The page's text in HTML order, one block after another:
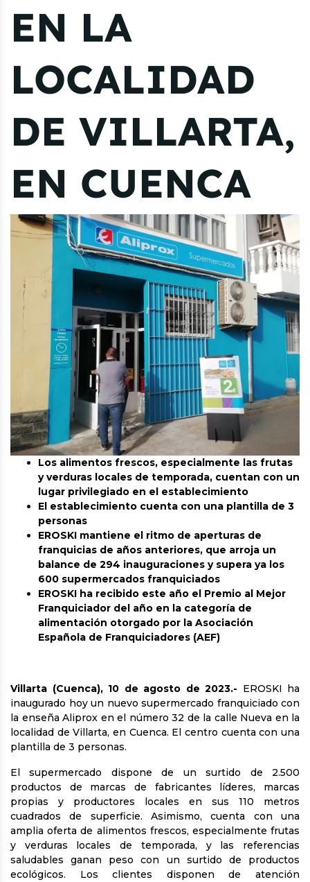
EN LA
LOCALIDAD
DE VILLARTA,
EN CUENCA
Los alimentos frescos, especialmente las frutas
y verduras locales de temporada, cuentan con un
lugar privilegiado en el establecimiento
El establecimiento cuenta con una plantilla de 3
personas
EROSKI mantiene el ritmo de aperturas de
franquicias de años anteriores, que arroja un
balance de 294 inauguraciones y supera ya los
600 supermercados franquiciados
EROSKI ha recibido este año el Premio al Mejor
Franquiciador del año en la categoría de
alimentación otorgado por la Asociación
Española de Franquiciadores (AEF)
Villarta (Cuenca), 10 de agosto de 2023.- EROSKI ha
inaugurado hoy un nuevo supermercado franquiciado con
la enseña Aliprox en el número 32 de la calle Nueva en la
localidad de Villarta, en Cuenca. El centro cuenta con una
plantilla de 3 personas.
El supermercado dispone de un surtido de 2.500
productos de marcas de fabricantes líderes, marcas
propias y productores locales en sus 110 metros
cuadrados de superficie. Asimismo, cuenta con una
amplia oferta de alimentos frescos, especialmente frutas
y verduras locales de temporada, y las referencias
saludables ganan peso con un surtido de productos
ecológicos. Los clientes disponen de atención